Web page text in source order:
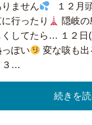
りません
１２月
行ったり
隠岐
くしてたら… １２日
ぽい
変な咳も
３…
続きを